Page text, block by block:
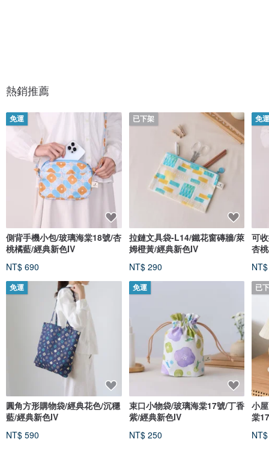
熱銷推薦
免運
側背手機小包/玻璃海棠18號/杏
桃橘藍/經典新色IV
NT$ 690
免運
圓角方形購物袋/經典花色/沉穩
藍/經典新色IV
NT$ 590
已下架
拉鏈文具袋-L14/鐵花窗磚牆/萊
姆橙黃/經典新色IV
NT$ 290
免運
束口小物袋/玻璃海棠17號/丁香
紫/經典新色IV
NT$ 250
免
可
杏
已
小
棠